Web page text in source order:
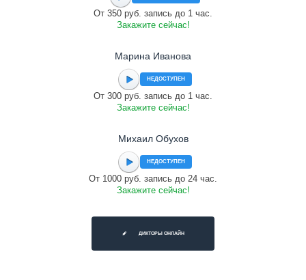
От 350 руб. запись до 1 час.
Закажите сейчас!
Марина Иванова
НЕДОСТУПЕН
От 300 руб. запись до 1 час.
Закажите сейчас!
Михаил Обухов
НЕДОСТУПЕН
От 1000 руб. запись до 24 час.
Закажите сейчас!
ДИКТОРЫ ОНЛАЙН